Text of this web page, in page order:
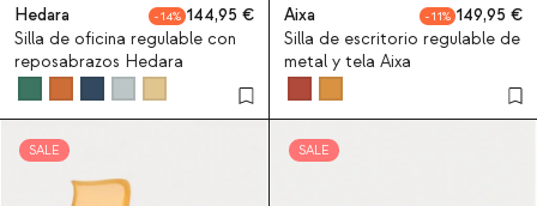
Hedara 14
144,95
Silla de oficina regulable con
reposabrazos Hedara
Aixa 11
149,95
Silla de escritorio regulable de
metal y tela Aixa
SALE SALE